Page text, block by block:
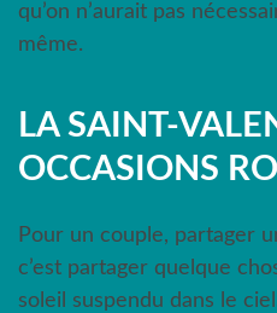
qu’on n’aurait pas
même.
LA SAINT-
OCCASIONS
Pour un couple, partager
c’est partager quelque
soleil suspendu dans le